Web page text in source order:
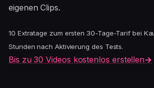
eigenen Clips.
10 Extratage zum ersten 30-Tage-Tarif bei
Stunden nach Aktivierung des Tests.
Bis zu 30 Videos kostenlos erstellen→